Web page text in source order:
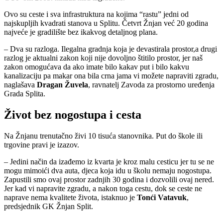
Ovo su ceste i sva infrastruktura na kojima “rastu” jedni od
najskupljih kvadrati stanova u Splitu. Četvrt Žnjan već 20 godina
najveće je gradilište bez ikakvog detaljnog plana.
– Dva su razloga. Ilegalna gradnja koja je devastirala prostor,a drugi
razlog je aktualni zakon koji nije dovoljno štitilo prostor, jer naš
zakon omogućava da ako imate bilo kakav put i bilo kakvu
kanalizaciju pa makar ona bila crna jama vi možete napraviti zgradu,
naglašava Dragan Žuvela, ravnatelj Zavoda za prostorno uređenja
Grada Splita.
Život bez nogostupa i cesta
Na Žnjanu trenutačno živi 10 tisuća stanovnika. Put do škole ili
trgovine pravi je izazov.
– Jedini način da izađemo iz kvarta je kroz malu cesticu jer tu se ne
mogu mimoići dva auta, djeca koja idu u školu nemaju nogostupa.
Zapustili smo ovaj prostor zadnjih 30 godina i dozvolili ovaj nered.
Jer kad vi napravite zgradu, a nakon toga cestu, dok se ceste ne
naprave nema kvalitete života, istaknuo je Tonći Vatavuk,
predsjednik GK Žnjan Split.